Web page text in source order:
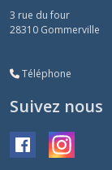
3 rue du four
28310 Gommerville
Téléphone
Suivez nous